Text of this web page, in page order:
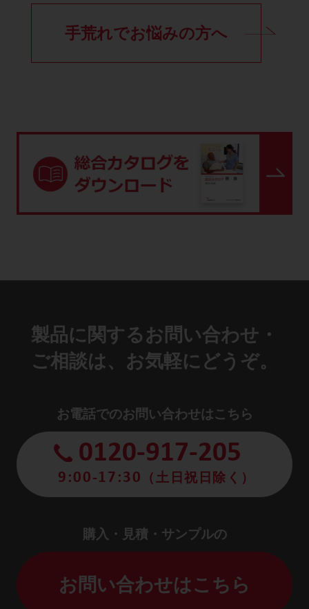
手荒れでお悩みの方へ
製品に関するお問い合わせ・
ご相談は、お気軽にどうぞ。
お電話でのお問い合わせはこちら
0120-917-205
9:00-17:30 （土日祝日除く）
購入・見積・サンプルの
お問い合わせはこちら